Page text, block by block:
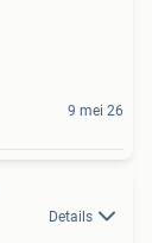
9 mei 26
Details